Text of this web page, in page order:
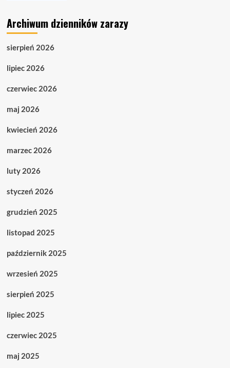
Archiwum dzienników zarazy
sierpień 2026
lipiec 2026
czerwiec 2026
maj 2026
kwiecień 2026
marzec 2026
luty 2026
styczeń 2026
grudzień 2025
listopad 2025
październik 2025
wrzesień 2025
sierpień 2025
lipiec 2025
czerwiec 2025
maj 2025